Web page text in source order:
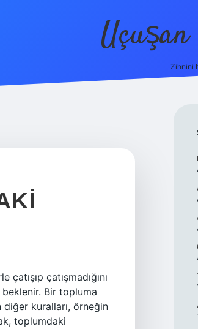
Zihnini
çatışmadığını
Bir topluma
kuralları, örneğin
toplumdaki